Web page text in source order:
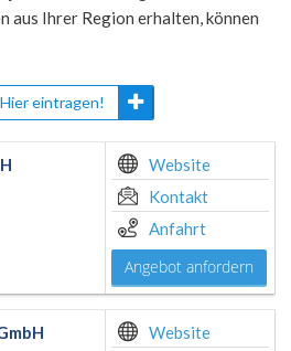
aus Ihrer Region erhalten, können
eintragen!
Website
Kontakt
Anfahrt
Angebot anfordern
Website